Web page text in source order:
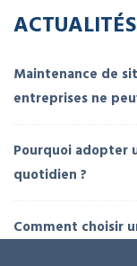
Maintenance de
entreprises ne
Pourquoi adopter
quotidien ?
Comment choisir